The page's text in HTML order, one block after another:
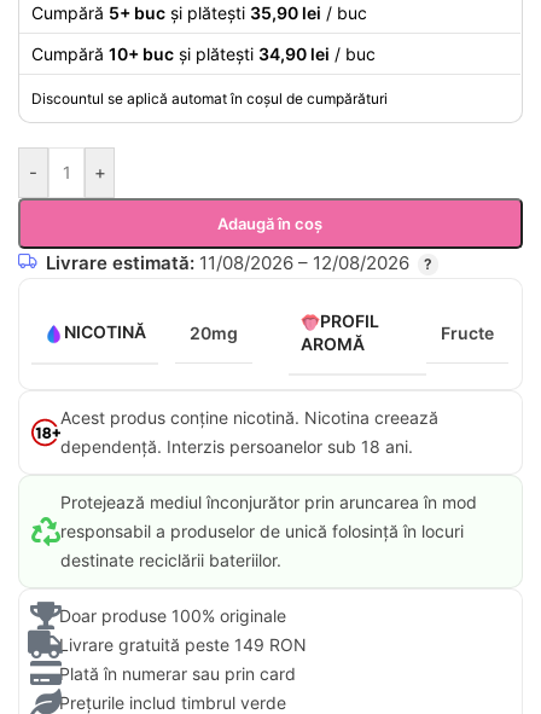
Cumpără 5+ buc și plătești 35,90 lei / buc
Cumpără 10+ buc și plătești 34,90 lei / buc
Discountul se aplică automat în coșul de cumpărături
- +
Adaugă în coș
Livrare estimată: 11/08/2026 – 12/08/2026
NICOTINĂ 20mg
PROFIL
AROMĂ
Fructe
Acest produs conține nicotină. Nicotina creează
dependență. Interzis persoanelor sub 18 ani.​
Protejează mediul înconjurător prin aruncarea în mod
responsabil a produselor de unică folosință în locuri
destinate reciclării bateriilor.
Doar produse 100% originale
Livrare gratuită peste 149 RON
Plată în numerar sau prin card
Prețurile includ timbrul verde